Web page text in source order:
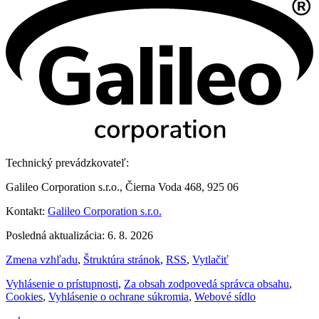
Technický prevádzkovateľ:
Galileo Corporation s.r.o., Čierna Voda 468, 925 06
Kontakt: Galileo Corporation s.r.o.
Posledná aktualizácia: 6. 8. 2026
Zmena vzhľadu, Štruktúra stránok, RSS, Vytlačiť
Vyhlásenie o prístupnosti, Za obsah zodpovedá správca obsahu,
Cookies, Vyhlásenie o ochrane súkromia, Webové sídlo